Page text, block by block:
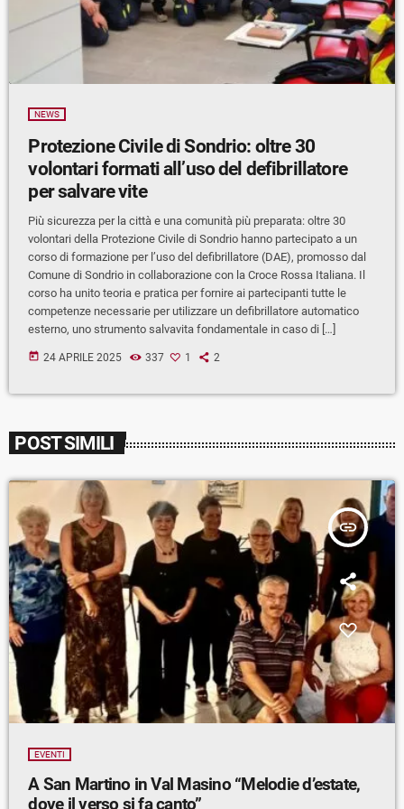
NEWS
Protezione Civile di Sondrio: oltre 30
volontari formati all’uso del defibrillatore
per salvare vite
Più sicurezza per la città e una comunità più preparata: oltre 30
volontari della Protezione Civile di Sondrio hanno partecipato a un
corso di formazione per l’uso del defibrillatore (DAE), promosso dal
Comune di Sondrio in collaborazione con la Croce Rossa Italiana. Il
corso ha unito teoria e pratica per fornire ai partecipanti tutte le
competenze necessarie per utilizzare un defibrillatore automatico
esterno, uno strumento salvavita fondamentale in caso di […]
today 24 APRILE 2025 337 1 2
POST SIMILI
insert_link
EVENTI
A San Martino in Val Masino “Melodie d’estate,
dove il verso si fa canto”